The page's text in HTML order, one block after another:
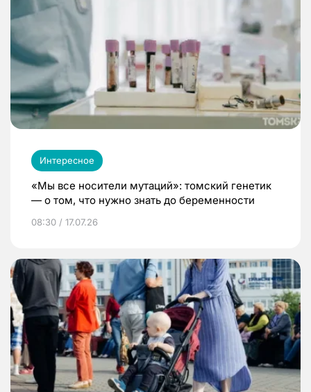
Интересное
«Мы все носители мутаций»: томский генетик
— о том, что нужно знать до беременности
08:30 / 17.07.26